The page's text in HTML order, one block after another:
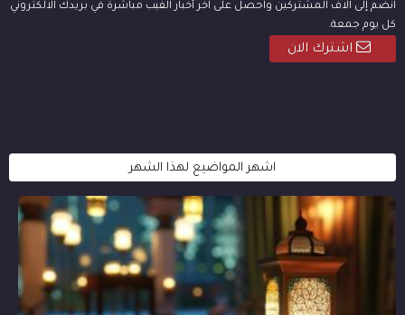
انضم إلى آلاف المشتركين واحصل على آخر أخبار الفيب مباشرة في بريدك الالكتروني
كل يوم جمعة.
اشترك الان
اشهر المواضيع لهذا الشهر